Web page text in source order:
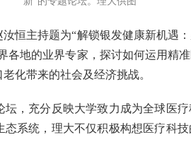
恒主持题为“解锁银发健康新机遇
各地的业界专家，探讨如何运用精
化带来的社会及经济挑战。
，充分反映大学致力成为全球医
系统，理大不仅积极构想医疗科